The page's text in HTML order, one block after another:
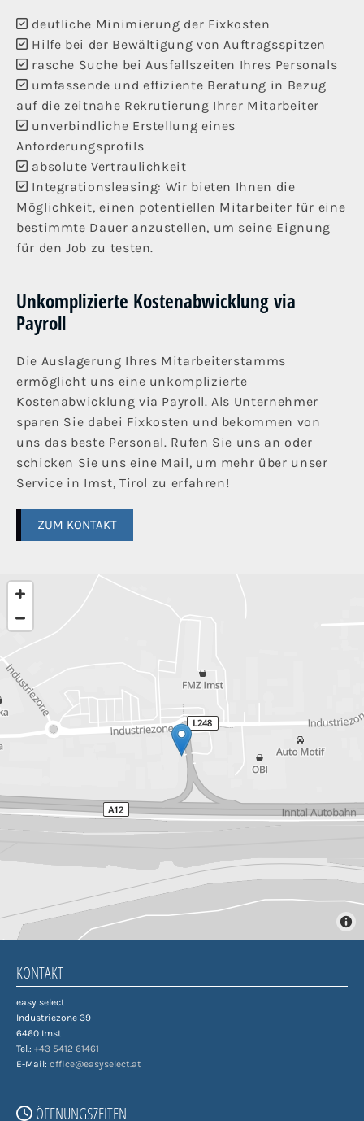
 deutliche Minimierung der Fixkosten
 Hilfe bei der Bewältigung von Auftragsspitzen
 rasche Suche bei Ausfallszeiten Ihres Personals
 umfassende und effiziente Beratung in Bezug
auf die zeitnahe Rekrutierung Ihrer Mitarbeiter
 unverbindliche Erstellung eines
Anforderungsprofils
 absolute Vertraulichkeit
 Integrationsleasing: Wir bieten Ihnen die
Möglichkeit, einen potentiellen Mitarbeiter für eine
bestimmte Dauer anzustellen, um seine Eignung
für den Job zu testen.
Unkomplizierte Kostenabwicklung via
Payroll
Die Auslagerung Ihres Mitarbeiterstamms
ermöglicht uns eine unkomplizierte
Kostenabwicklung via Payroll. Als Unternehmer
sparen Sie dabei Fixkosten und bekommen von
uns das beste Personal. Rufen Sie uns an oder
schicken Sie uns eine Mail, um mehr über unser
Service in Imst, Tirol zu erfahren!
ZUM KONTAKT
KONTAKT
easy select
Industriezone 39
6460 Imst
Tel.: +43 5412 61461
E-Mail: office@easyselect.at
ÖFFNUNGSZEITEN